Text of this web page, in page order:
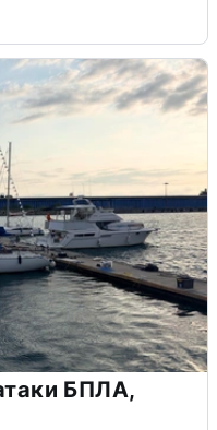
БПЛА,